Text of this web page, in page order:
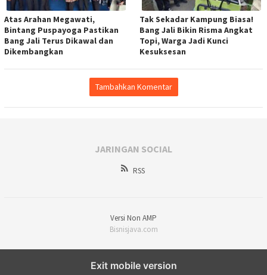
Atas Arahan Megawati,
Bintang Puspayoga Pastikan
Bang Jali Terus Dikawal dan
Dikembangkan
Tak Sekadar Kampung Biasa!
Bang Jali Bikin Risma Angkat
Topi, Warga Jadi Kunci
Kesuksesan
Tambahkan Komentar
JARINGAN SOCIAL
RSS
Versi Non AMP
Bisnisjava.com
Exit mobile version